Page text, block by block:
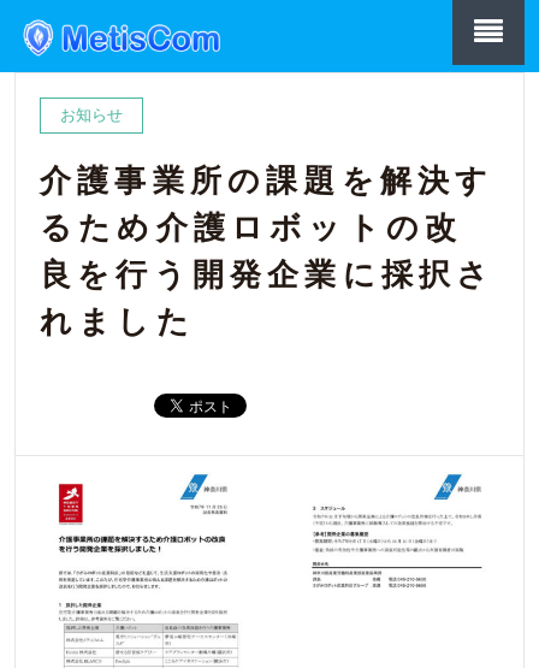
お知らせ
介護事業所の課題を解決す
るため介護ロボットの改
良を行う開発企業に採択さ
れました